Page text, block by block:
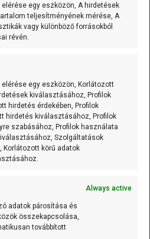
egy eszközön, A hirdetések
teljesítményének mérése, A
vagy különböző forrásokból
révén.
egy eszközön, Korlátozott
kiválasztásához, Profilok
hirdetés érdekében, Profilok
hirdetés kiválasztásához, Profilok
szabásához, Profilok használata
Szolgáltatások
körű adatok
Always active
adatok párosítása és
összekapcsolása,
továbbított
(Waytronic - WT-M12)
MP3 lejátszó
M12) önálló,
°C) 3m
hőmérő (0...600C;
olyan mérőelem,
hőmérő (0...600C;
olyan mérőelem,